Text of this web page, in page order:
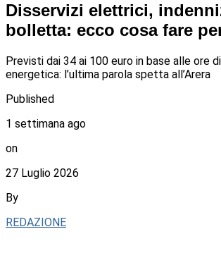
Disservizi elettrici,
bolletta: ecco cosa fare
Previsti dai 34 ai 100 euro in base alle ore
energetica: l’ultima parola spetta all’Arera
Published
1 settimana ago
on
27 Luglio 2026
By
REDAZIONE